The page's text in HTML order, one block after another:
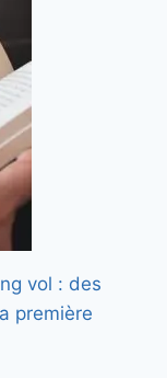
vol : des
première